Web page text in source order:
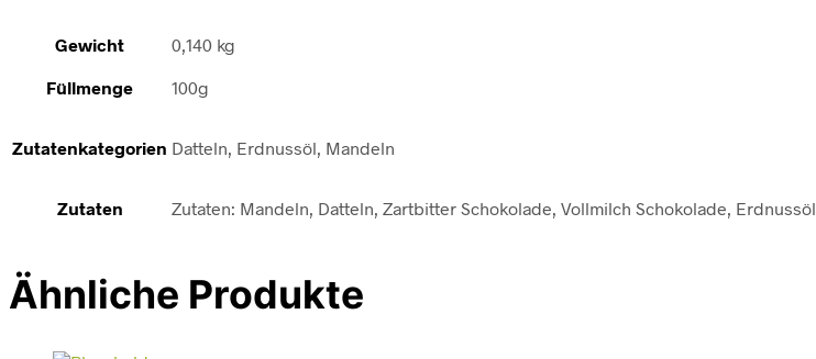
Gewicht 0,140 kg
Füllmenge 100g
Zutatenkategorien Datteln, Erdnussöl, Mandeln
Zutaten Zutaten: Mandeln, Datteln, Zartbitter Schokolade, Vollmilch Schokolade, Erdnussöl
Ähnliche Produkte